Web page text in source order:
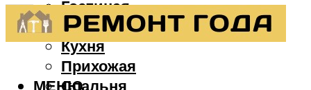
Гостиная
Детская
Кухня
Прихожая
Спальня
МЕНЮ